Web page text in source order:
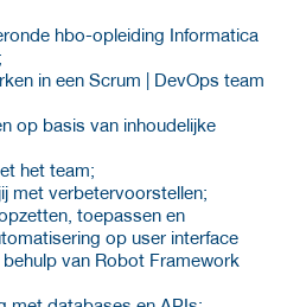
hbo-opleiding Informatica
in een Scrum | DevOps team
op basis van inhoudelijke
het team;
met verbetervoorstellen;
toepassen en
op user interface
van Robot Framework